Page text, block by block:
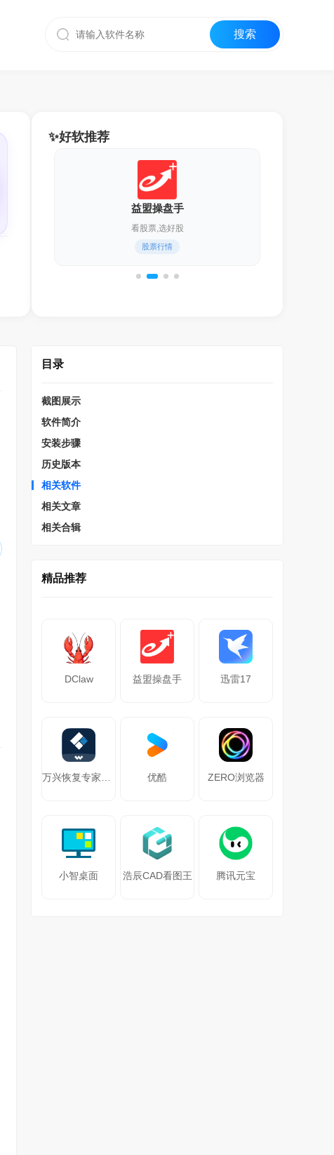
✨好软推荐
益盟操盘手
看股票,选好股
股票行情
目录
截图展示
软件简介
安装步骤
历史版本
相关软件
相关文章
相关合辑
精品推荐
DClaw 益盟操盘手 迅雷17
优酷 ZERO浏览器
小智桌面 浩辰CAD看图王 腾讯元宝